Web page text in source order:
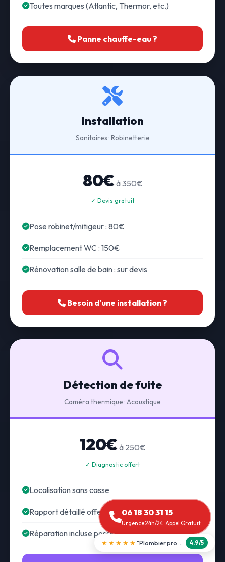
Toutes marques (Atlantic, Thermor, etc.)
Panne chauffe-eau ?
Installation
Sanitaires · Robinetterie
80€ à 350€
✓ Devis gratuit
Pose robinet/mitigeur : 80€
Remplacement WC : 150€
Rénovation salle de bain : sur devis
Besoin d'une installation ?
Détection de fuite
Caméra thermique · Acoustique
120€ à 250€
✓ Diagnostic offert
Localisation sans casse
Rapport détaillé offert
Réparation incluse possible
06 18 30 31 15
Urgence 24h/24 · Appel Gratuit
★★★★★ "Débouchage WC en 30 min" 5.0/5